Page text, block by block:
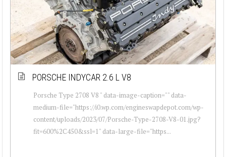
PORSCHE INDYCAR 2.6 L V8
Porsche Type 2708 V8 " data-image-caption="" data-
medium-file="https://i0.wp.com/engineswapdepot.com/wp-
content/uploads/2023/07/Porsche-Type-2708-V8-01.jpg?
fit=600%2C450&ssl=1" data-large-file="https...